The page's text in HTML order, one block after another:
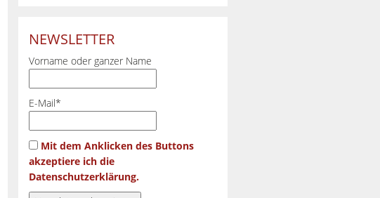
NEWSLETTER
Vorname oder ganzer Name
E-Mail*
Mit dem Anklicken des Buttons
akzeptiere ich die
Datenschutzerklärung.